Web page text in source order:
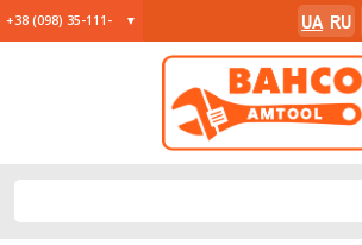
+38 (098) 35-111- UA RU